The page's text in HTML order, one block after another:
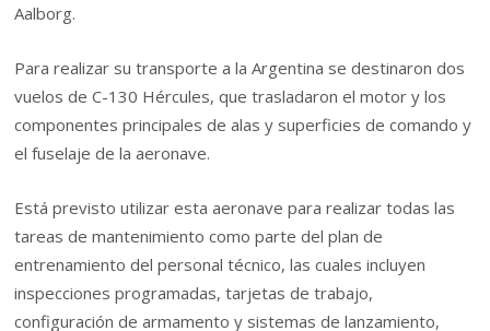
Aalborg.
Para realizar su transporte a la Argentina se destinaron dos
vuelos de C-130 Hércules, que trasladaron el motor y los
componentes principales de alas y superficies de comando y
el fuselaje de la aeronave.
Está previsto utilizar esta aeronave para realizar todas las
tareas de mantenimiento como parte del plan de
entrenamiento del personal técnico, las cuales incluyen
inspecciones programadas, tarjetas de trabajo,
configuración de armamento y sistemas de lanzamiento,